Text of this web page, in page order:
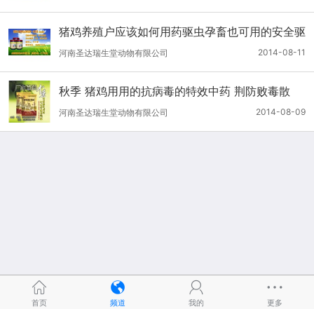
猪鸡养殖户应该如何用药驱虫孕畜也可用的安全驱
虫药
2014-08-11
河南圣达瑞生堂动物有限公司
秋季 猪鸡用用的抗病毒的特效中药 荆防败毒散
2014-08-09
河南圣达瑞生堂动物有限公司
首页 频道 我的 更多